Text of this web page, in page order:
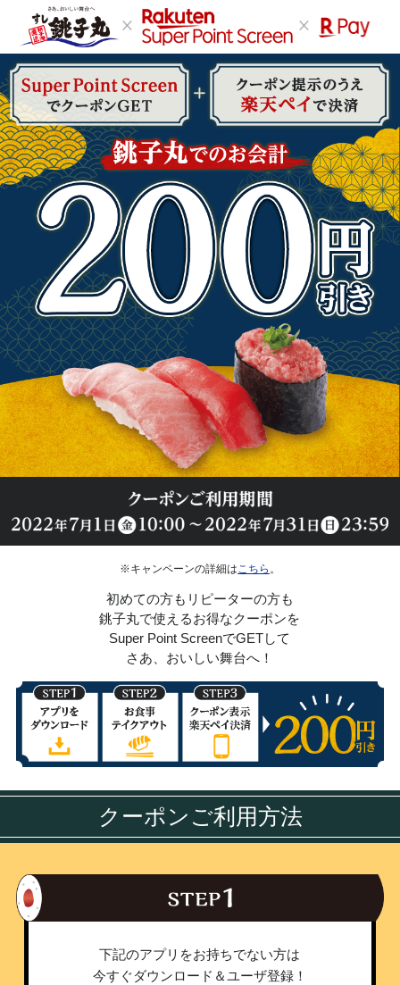
※キャンペーンの詳細はこちら 。
初めての方もリピーターの方も
銚子丸で使えるお得なクーポンを
Super Point ScreenでGETして
さあ、おいしい舞台へ！
クーポンご利用方法
下記のアプリをお持ちでない方は
今すぐダウンロード＆ユーザ登録！